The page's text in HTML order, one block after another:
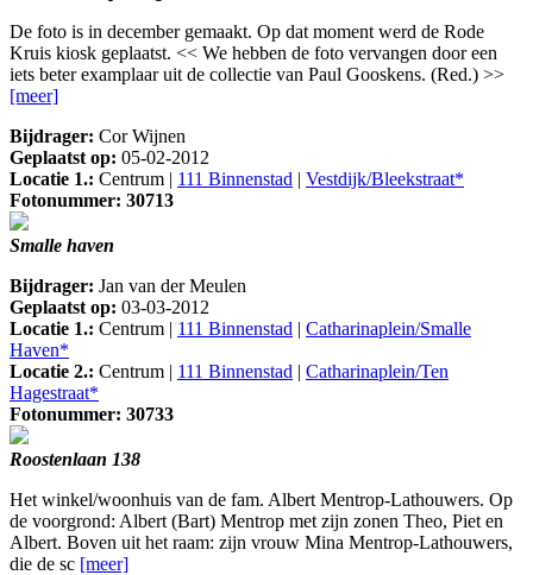
De foto is in december gemaakt. Op dat moment werd de Rode
Kruis kiosk geplaatst. << We hebben de foto vervangen door een
iets beter examplaar uit de collectie van Paul Gooskens. (Red.) >>
[meer]
Bijdrager: Cor Wijnen
Geplaatst op: 05-02-2012
Locatie 1.: Centrum | 111 Binnenstad | Vestdijk/Bleekstraat*
Fotonummer: 30713
Smalle haven
Bijdrager: Jan van der Meulen
Geplaatst op: 03-03-2012
Locatie 1.: Centrum | 111 Binnenstad | Catharinaplein/Smalle
Haven*
Locatie 2.: Centrum | 111 Binnenstad | Catharinaplein/Ten
Hagestraat*
Fotonummer: 30733
Roostenlaan 138
Het winkel/woonhuis van de fam. Albert Mentrop-Lathouwers. Op
de voorgrond: Albert (Bart) Mentrop met zijn zonen Theo, Piet en
Albert. Boven uit het raam: zijn vrouw Mina Mentrop-Lathouwers,
die de sc [meer]